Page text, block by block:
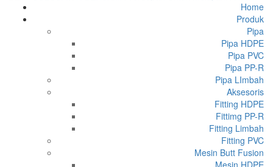
Home
Produk
Pipa
Pipa HDPE
Pipa PVC
Pipa PP-R
Pipa LImbah
Aksesoris
Fitting HDPE
Fittimg PP-R
Fitting Limbah
Fitting PVC
Mesin Butt Fusion